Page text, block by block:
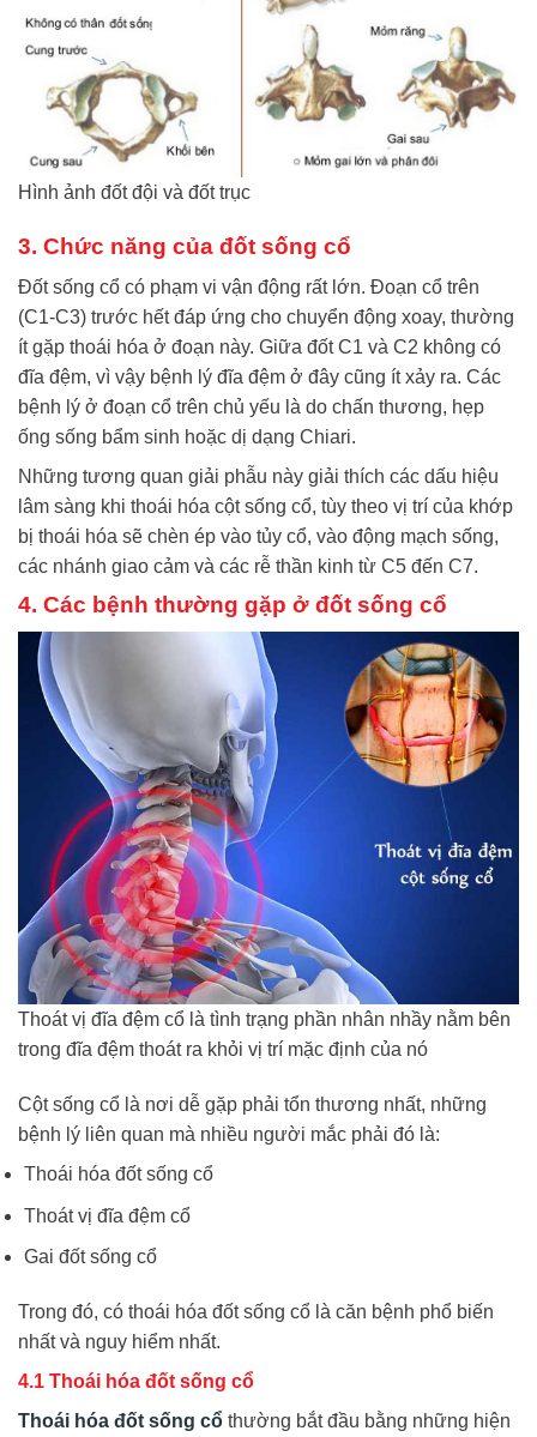
Hình ảnh đốt đội và đốt trục
3. Chức năng của đốt sống cổ
Đốt sống cổ có phạm vi vận động rất lớn. Đoạn cổ trên
(C1-C3) trước hết đáp ứng cho chuyển động xoay, thường
ít gặp thoái hóa ở đoạn này. Giữa đốt C1 và C2 không có
đĩa đệm, vì vậy bệnh lý đĩa đệm ở đây cũng ít xảy ra. Các
bệnh lý ở đoạn cổ trên chủ yếu là do chấn thương, hẹp
ống sống bẩm sinh hoặc dị dạng Chiari.
Những tương quan giải phẫu này giải thích các dấu hiệu
lâm sàng khi thoái hóa cột sống cổ, tùy theo vị trí của khớp
bị thoái hóa sẽ chèn ép vào tủy cổ, vào động mạch sống,
các nhánh giao cảm và các rễ thần kinh từ C5 đến C7.
4. Các bệnh thường gặp ở đốt sống cổ
Thoát vị đĩa đệm cổ là tình trạng phần nhân nhầy nằm bên
trong đĩa đệm thoát ra khỏi vị trí mặc định của nó
Cột sống cổ là nơi dễ gặp phải tổn thương nhất, những
bệnh lý liên quan mà nhiều người mắc phải đó là:
Thoái hóa đốt sống cổ
Thoát vị đĩa đệm cổ
Gai đốt sống cổ
Trong đó, có thoái hóa đốt sống cổ là căn bệnh phổ biến
nhất và nguy hiểm nhất.
4.1 Thoái hóa đốt sống cổ
Thoái hóa đốt sống cổ thường bắt đầu bằng những hiện